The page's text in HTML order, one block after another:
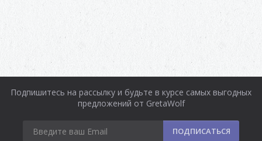
Подпишитесь на рассылку и будьте в курсе самых выгодных
предложений от GretaWolf
ПОДПИСАТЬСЯ